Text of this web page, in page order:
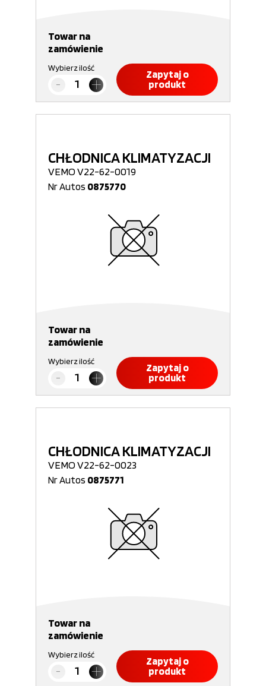
Towar na
zamówienie
Wybierz ilość
Zapytaj o
produkt
CHŁODNICA KLIMATYZACJI
VEMO V22-62-0019
Nr Autos 0875770
Towar na
zamówienie
Wybierz ilość
Zapytaj o
produkt
CHŁODNICA KLIMATYZACJI
VEMO V22-62-0023
Nr Autos 0875771
Towar na
zamówienie
Wybierz ilość
Zapytaj o
produkt